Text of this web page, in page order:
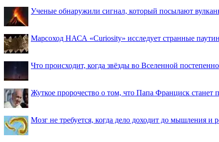
Ученые обнаружили сигнал, который посылают
Марсоход НАСА «Curiosity» исследует странные
Что происходит, когда звёзды во Вселенной
Жуткое пророчество о том, что Папа Франциск
Мозг не требуется, когда дело доходит до мышления и